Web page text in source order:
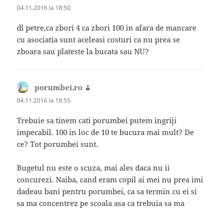
04.11.2016 la 18:50
dl petre,ca zbori 4 ca zbori 100 in afara de mancare
cu asociatia sunt aceleasi costuri ca nu prea se
zboara sau plateste la bucata sau NU?
porumbei.ro
04.11.2016 la 18:55
Trebuie sa tinem cati porumbei putem ingriji
impecabil. 100 in loc de 10 te bucura mai mult? De
ce? Tot porumbei sunt.
Bugetul nu este o scuza, mai ales daca nu ii
concurezi. Naiba, cand eram copil ai mei nu prea imi
dadeau bani pentru porumbei, ca sa termin cu ei si
sa ma concentrez pe scoala asa ca trebuia sa ma